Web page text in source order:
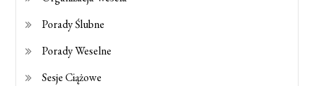
Porady Ślubne
Porady Weselne
Sesje Ciążowe